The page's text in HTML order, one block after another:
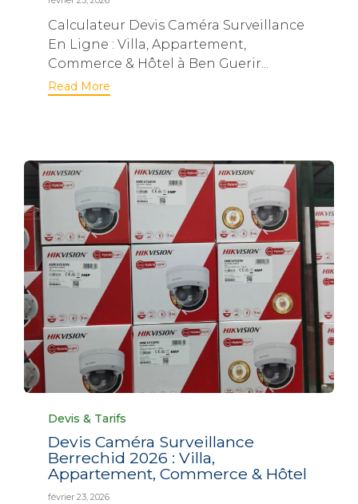
Calculateur Devis Caméra Surveillance
En Ligne : Villa, Appartement,
Commerce & Hôtel à Ben Guerir...
Read More
Category
Devis & Tarifs
Devis Caméra Surveillance
Berrechid 2026 : Villa,
Appartement, Commerce & Hôtel
février 23, 2026